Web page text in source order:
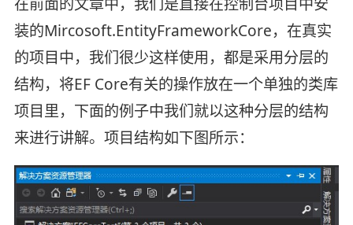
装的Mircosoft.EntityFrameworkCore，在真实
的项目中，我们很少这样使用，都是采用分层的
结构，将EF Core有关的操作放在一个单独的类库
项目里，下面的例子中我们就以这种分层的结构
来进行讲解。项目结构如下图所示：